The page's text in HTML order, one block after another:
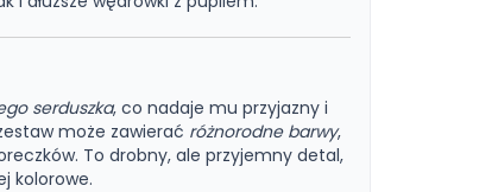
serduszka, co nadaje mu przyjazny i
może zawierać różnorodne barwy,
To drobny, ale przyjemny detal,
kolorowe.